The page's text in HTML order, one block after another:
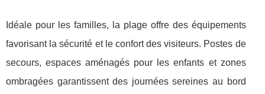
Idéale pour les familles, la plage offre des équipements
favorisant la sécurité et le confort des visiteurs. Postes de
secours, espaces aménagés pour les enfants et zones
ombragées garantissent des journées sereines au bord